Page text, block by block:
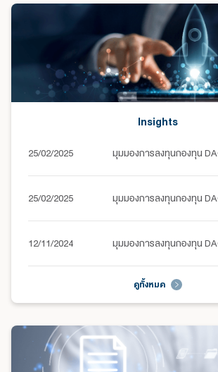
Insights
25/02/2025
25/02/2025
12/11/2024
ดูทั้งหมด